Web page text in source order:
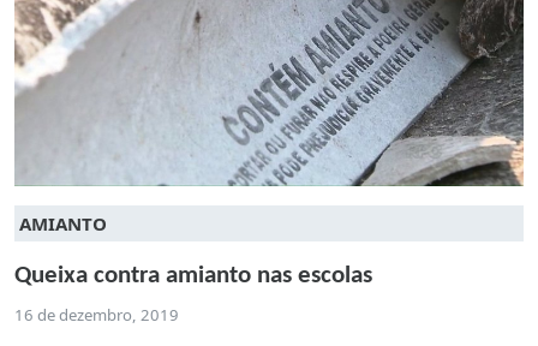
AMIANTO
Queixa contra amianto nas escolas
16 de dezembro, 2019